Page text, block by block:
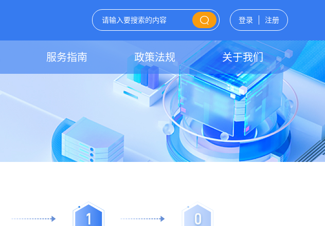
登录 注册
服务指南 政策法规 关于我们
1 0